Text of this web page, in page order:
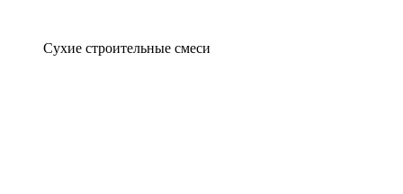
Сухие строительные смеси